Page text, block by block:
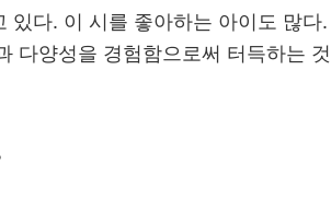
다. 이 시를 좋아하는 아이도 많다
다양성을 경험함으로써 터득하는